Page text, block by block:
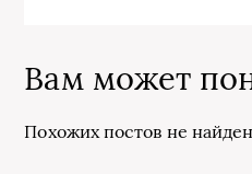
Вам может
Похожих постов не